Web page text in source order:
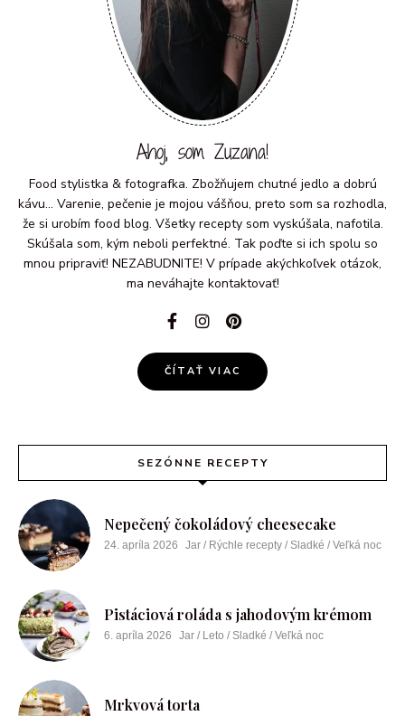
Ahoj, som Zuzana!
Food stylistka & fotografka. Zbožňujem chutné jedlo a dobrú
kávu... Varenie, pečenie je mojou vášňou, preto som sa rozhodla,
že si urobím food blog. Všetky recepty som vyskúšala, nafotila.
Skúšala som, kým neboli perfektné. Tak poďte si ich spolu so
mnou pripraviť! NEZABUDNITE! V prípade akýchkoľvek otázok,
ma neváhajte kontaktovať!
ČÍTAŤ VIAC
SEZÓNNE RECEPTY
Nepečený čokoládový cheesecake
24. apríla 2026 Jar / Rýchle recepty / Sladké / Veľká noc
Pistáciová roláda s jahodovým krémom
6. apríla 2026 Jar / Leto / Sladké / Veľká noc
Mrkvová torta